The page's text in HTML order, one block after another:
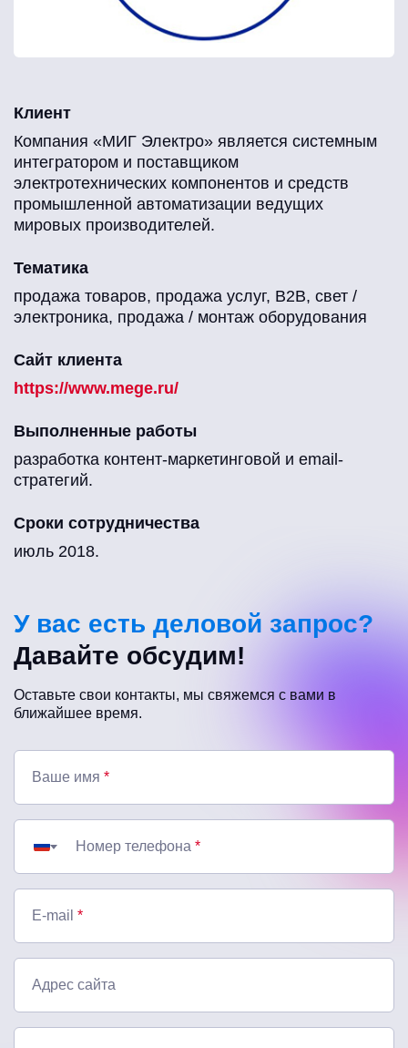
Клиент
Компания «МИГ Электро» является системным
интегратором и поставщиком
электротехнических компонентов и средств
промышленной автоматизации ведущих
мировых производителей.
Тематика
продажа товаров, продажа услуг, B2B, свет /
электроника, продажа / монтаж оборудования
Сайт клиента
https://www.mege.ru/
Выполненные работы
разработка контент-маркетинговой и email-
стратегий.
Сроки сотрудничества
июль 2018.
У вас есть деловой запрос?
Давайте обсудим!
Оставьте свои контакты, мы свяжемся с вами в
ближайшее время.
Ваше имя *
Номер телефона *
E-mail *
Адрес сайта